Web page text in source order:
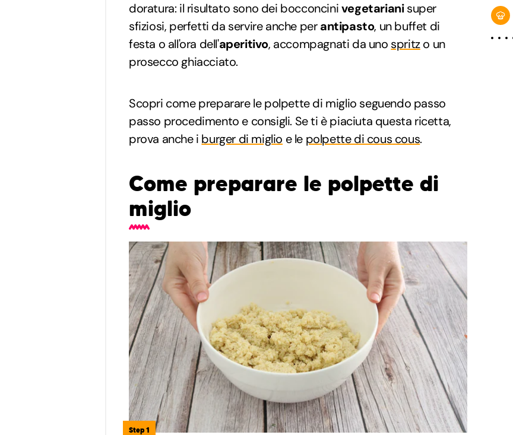
doratura: il risultato sono dei bocconcinivegetarianisuper
sfiziosi, perfetti da servire anche perantipasto, un buffet di
festa o all'ora dell'aperitivo, accompagnati da uno spritzo un
prosecco ghiacciato.
Scopri come preparare le polpette di miglio seguendo passo
passo procedimento e consigli. Se ti è piaciuta questa ricetta,
prova anche i burger di miglio e le polpette di cous cous.
Come preparare le polpette di
miglio
Step 1